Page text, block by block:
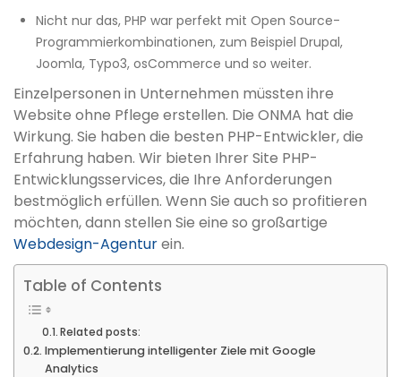
Nicht nur das, PHP war perfekt mit Open Source-
Programmierkombinationen, zum Beispiel Drupal,
Joomla, Typo3, osCommerce und so weiter.
Einzelpersonen in Unternehmen müssten ihre
Website ohne Pflege erstellen. Die ONMA hat die
Wirkung. Sie haben die besten PHP-Entwickler, die
Erfahrung haben. Wir bieten Ihrer Site PHP-
Entwicklungsservices, die Ihre Anforderungen
bestmöglich erfüllen. Wenn Sie auch so profitieren
möchten, dann stellen Sie eine so großartige
Webdesign-Agenturein.
Table of Contents
Related posts:
Implementierung intelligenter Ziele mit Google
Analytics